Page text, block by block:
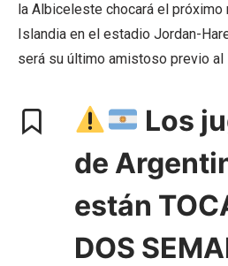
la Albiceleste chocará el próximo
Islandia en el estadio Jordan-
será su último amistoso previo
Los
de
están
DOS